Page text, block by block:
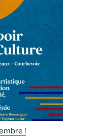
!